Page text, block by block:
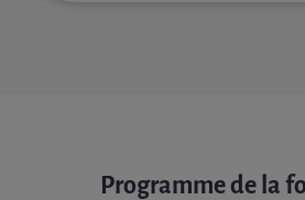
Programme de la